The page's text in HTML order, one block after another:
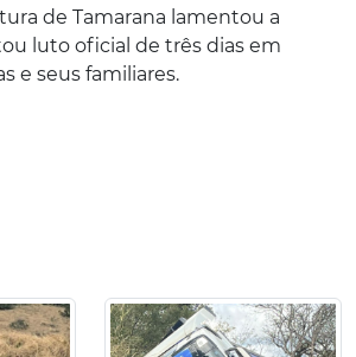
de Tamarana lamentou a
luto oficial de três dias em
e seus familiares.